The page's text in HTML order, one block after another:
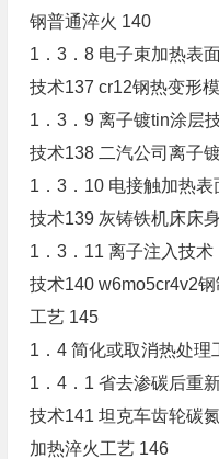
钢普通淬火 140
1．3．8 电子束加热表
技术137 cr12钢热变形
1．3．9 离子镀tin涂层
技术138 二汽公司离子
1．3．10 电接触加热表
技术139 灰铸铁机床床
1．3．11 离子注入技术
技术140 w6mo5cr4v2
工艺 145
1．4 简化或取消热处理
1．4．1 省去渗碳后重
技术141 坦克车齿轮碳
加热淬火工艺 146